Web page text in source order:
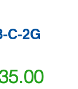
C-2G
Price